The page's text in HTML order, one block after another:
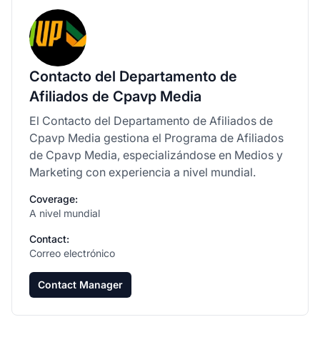
Contacto del Departamento de
Afiliados de Cpavp Media
El Contacto del Departamento de Afiliados de
Cpavp Media gestiona el Programa de Afiliados
de Cpavp Media, especializándose en Medios y
Marketing con experiencia a nivel mundial.
Coverage:
A nivel mundial
Contact:
Correo electrónico
Contact Manager